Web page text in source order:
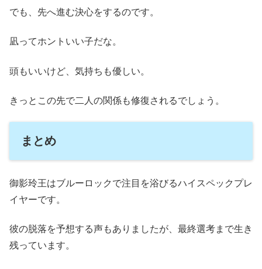
でも、先へ進む決心をするのです。
凪ってホントいい子だな。
頭もいいけど、気持ちも優しい。
きっとこの先で二人の関係も修復されるでしょう。
まとめ
御影玲王はブルーロックで注目を浴びるハイスペックプレ
イヤーです。
彼の脱落を予想する声もありましたが、最終選考まで生き
残っています。